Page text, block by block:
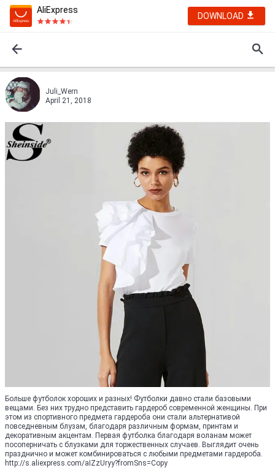
AliExpress
DOWNLOAD
Juli_Wern
April 21, 2018
Больше футболок хороших и разных! Футболки давно стали базовыми
вещами. Без них трудно представить гардероб современной женщины. При
этом из спортивного предмета гардероба они стали альтернативой
повседневным блузам, благодаря различным формам, принтам и
декоративным акцентам. Первая футболка благодаря воланам может
посоперничать с блузками для торжественных случаев. Выглядит очень
празднично и может комбинироваться с любыми предметами гардероба.
http://s.aliexpress.com/aIZzUryy?fromSns=Copy